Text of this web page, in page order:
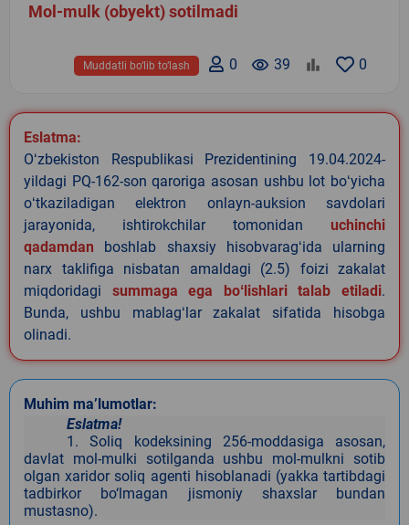
Mol-mulk (obyekt) sotilmadi
0
remove_red_eye 39
0
Muddatli bo‘lib to‘lash
Eslatma:
Oʻzbekiston Respublikasi Prezidentining 19.04.2024-
yildagi PQ-162-son qaroriga asosan ushbu lot boʻyicha
oʻtkaziladigan elektron onlayn-auksion savdolari
jarayonida, ishtirokchilar tomonidan uchinchi
qadamdan boshlab shaxsiy hisobvaragʻida ularning
narx taklifiga nisbatan amaldagi (2.5) foizi zakalat
miqdoridagi summaga ega boʻlishlari talab etiladi.
Bunda, ushbu mablagʻlar zakalat sifatida hisobga
olinadi.
Muhim ma’lumotlar:
Eslatma!
1. Soliq kodeksining 256-moddasiga asosan,
davlat mol-mulki sotilganda ushbu mol-mulkni sotib
olgan xaridor soliq agenti hisoblanadi (yakka tartibdagi
tadbirkor bo‘lmagan jismoniy shaxslar bundan
mustasno).